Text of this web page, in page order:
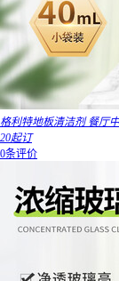
格利特地板清洁剂 餐厅
20起订
0条评价